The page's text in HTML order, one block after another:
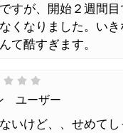
すが、開始２週間目
くなりました。い
て酷すぎます。
ユーザー
いけど、、せめてし